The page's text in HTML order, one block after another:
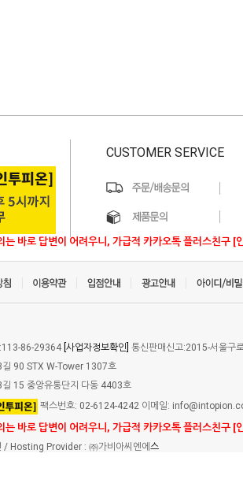
는 바로 답변이 어려우니, 가급적 카카오톡 플러스친구 [
CUSTOMER SERVICE
:113-86-29364 [사업자정보확인] 통신판매신고:2015-서울구
길 90 STX W-Tower 1307호
15 중앙유통단지 다동 4403호
팩스번호: 02-6124-4242 이메일:
는 바로 답변이 어려우니, 가급적 카카오톡 플러스친구 [
/ Hosting Provider : ㈜가비아씨엔에 스